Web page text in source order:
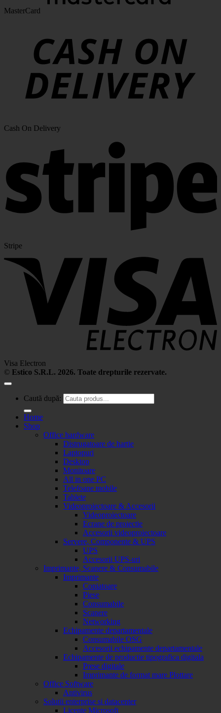
MasterCard
Cash On Delivery
Stripe
Visa Electron
© Estico S.R.L. 2026. Toate drepturile rezervate.
Caută după:
Home
Shop
Office hardware
Distrugatoare de hartie
Laptopuri
Desktop
Monitoare
All in one PC
Telefoane mobile
Tablete
Videoproiectoare & Accesorii
Videoproiectoare
Ecrane de proiectie
Accesorii videoproiectoare
Servere, Componente & UPS
UPS
Accesorii UPS-uri
Imprimante, Scanere & Consumabile
Imprimante
Copiatoare
Piese
Consumabile
Scanere
Networking
Echipamente departamentale
Consumabile OSG
Accesorii echipamente departamentale
Echipamente de productie tipografica digitala
Prese digitale
Imprimante de format mare Plottare
Office Software
Antivirus
Solutii enterprise si datacenter
Licente Microsoft